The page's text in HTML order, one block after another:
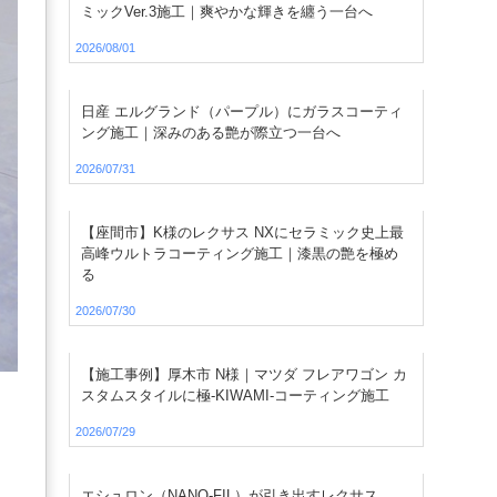
ミックVer.3施工｜爽やかな輝きを纏う一台へ
2026/08/01
日産 エルグランド（パープル）にガラスコーティ
ング施工｜深みのある艶が際立つ一台へ
2026/07/31
【座間市】K様のレクサス NXにセラミック史上最
高峰ウルトラコーティング施工｜漆黒の艶を極め
る
2026/07/30
【施工事例】厚木市 N様｜マツダ フレアワゴン カ
スタムスタイルに極-KIWAMI-コーティング施工
2026/07/29